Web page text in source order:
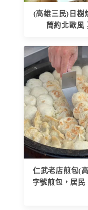
(高雄三民)日樹
簡約北歐風
仁武老店煎包(
字號煎包，居民